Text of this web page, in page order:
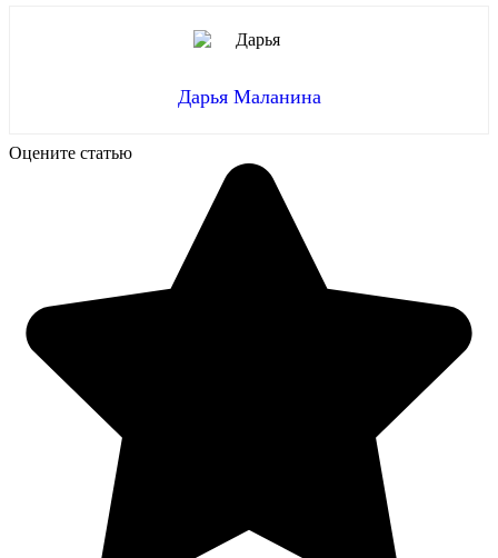
Дарья Маланина
Оцените статью